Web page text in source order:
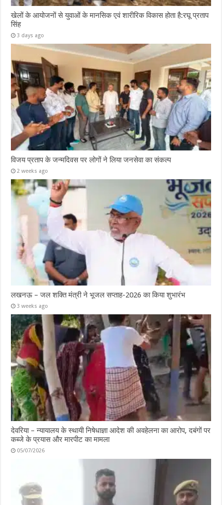
खेलों के आयोजनों से युवाओं के मानसिक एवं शारीरिक विकास होता है:रघू प्रताप
सिंह
3 days ago
विजय प्रताप के जन्मदिवस पर लोगों ने लिया जनसेवा का संकल्प
2 weeks ago
लखनऊ – जल शक्ति मंत्री ने भूजल सप्ताह-2026 का किया शुभारंभ
3 weeks ago
देवरिया – न्यायालय के स्थायी निषेधाज्ञा आदेश की अवहेलना का आरोप, दबंगों पर
कब्जे के प्रयास और मारपीट का मामला
05/07/2026